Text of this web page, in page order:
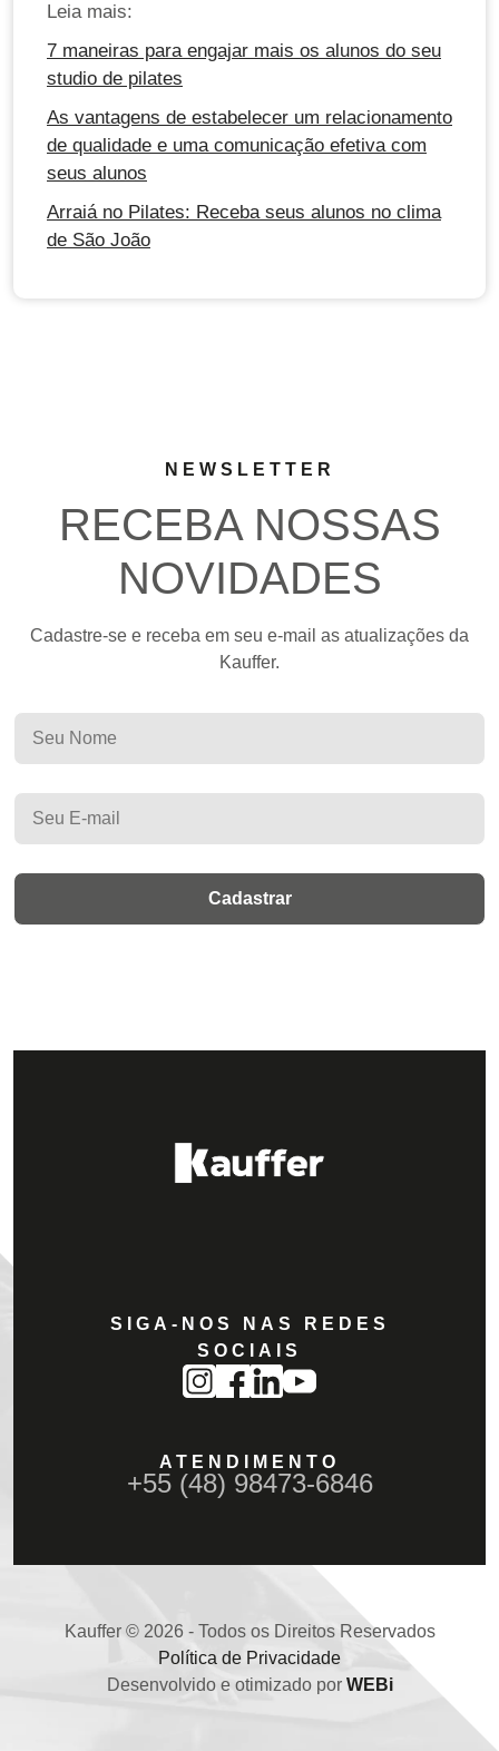
Leia mais:
7 maneiras para engajar mais os alunos do seu
studio de pilates
As vantagens de estabelecer um relacionamento
de qualidade e uma comunicação efetiva com
seus alunos
Arraiá no Pilates: Receba seus alunos no clima
de São João
NEWSLETTER
RECEBA NOSSAS
NOVIDADES
Cadastre-se e receba em seu e-mail as atualizações da
Kauffer.
SIGA-NOS NAS REDES
SOCIAIS
ATENDIMENTO
+55 (48) 98473-6846
Kauffer © 2026 - Todos os Direitos Reservados
Política de Privacidade
Desenvolvido e otimizado por WEBi